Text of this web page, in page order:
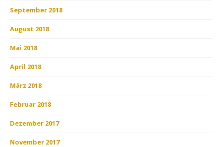
September 2018
August 2018
Mai 2018
April 2018
März 2018
Februar 2018
Dezember 2017
November 2017